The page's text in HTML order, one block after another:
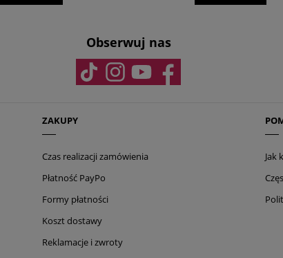
Obserwuj nas
ZAKUPY
Czas realizacji zamówienia
Płatność PayPo
Formy płatności
Koszt dostawy
Reklamacje i zwroty
Jak